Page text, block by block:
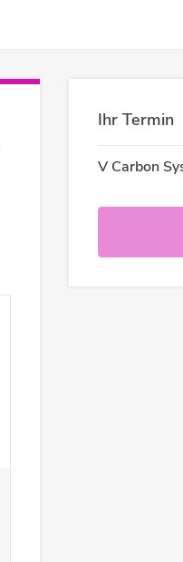
Ihr Termin
V Carbon